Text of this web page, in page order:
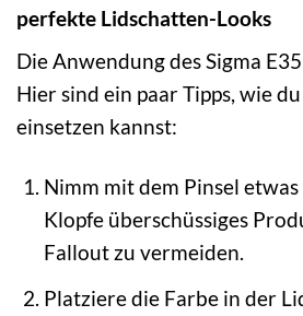
perfekte Lidschatten-Looks
Die Anwendung des Sigma
Hier sind ein paar Tipps, wie
einsetzen kannst:
Nimm mit dem Pinsel
Klopfe überschüssiges
Fallout zu vermeiden.
Platziere die Farbe in der